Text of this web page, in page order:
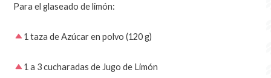
Para el glaseado de limón:
1 taza de Azúcar en polvo (120 g)
1 a 3 cucharadas de Jugo de Limón